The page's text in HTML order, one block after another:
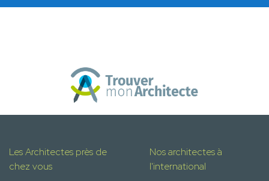
Les Architectes près de
chez vous
Nos architectes à
l'international